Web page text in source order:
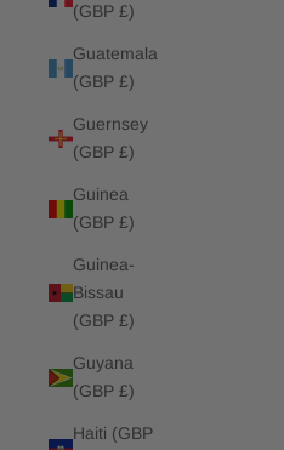
(GBP £)
Guatemala
(GBP £)
Guernsey
(GBP £)
Guinea
(GBP £)
Guinea-
Bissau
(GBP £)
Guyana
(GBP £)
Haiti (GBP